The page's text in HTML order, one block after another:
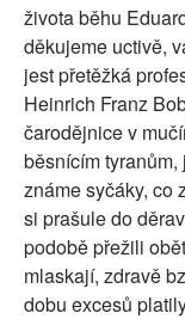
SOCIÁLNÍ SÍTĚ
RUBRIKY
PLNÁ VERZE
života běhu
děkujeme uctivě,
jest přetěžká
Heinrich Franz
čarodějnice v
běsnícím
známe syčáky, co
si prašule do
podobě přežili
mlaskají, zdravě
dobu excesů